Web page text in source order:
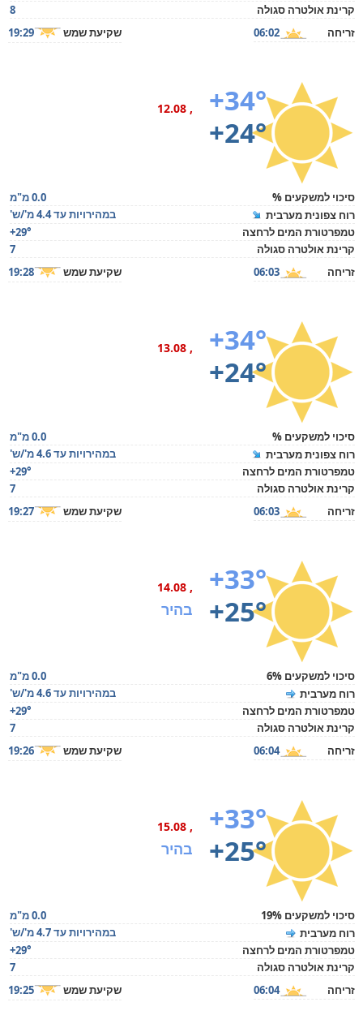
קרינת אולטרה סגולה
8
זריחה
06:02 שקיעת שמש 19:29
+34°
+24°
, 12.08
סיכוי למשקעים %
0.0 מ"מ
רוח צפונית מערבית
במהירויות עד 4.4 מ'/ש'
טמפרטורת המים לרחצה
+29°
קרינת אולטרה סגולה
7
זריחה
06:03 שקיעת שמש 19:28
+34°
+24°
, 13.08
סיכוי למשקעים %
0.0 מ"מ
רוח צפונית מערבית
במהירויות עד 4.6 מ'/ש'
טמפרטורת המים לרחצה
+29°
קרינת אולטרה סגולה
7
זריחה
06:03 שקיעת שמש 19:27
+33°
+25°
, 14.08
בהיר
סיכוי למשקעים 6%
0.0 מ"מ
רוח מערבית
במהירויות עד 4.6 מ'/ש'
טמפרטורת המים לרחצה
+29°
קרינת אולטרה סגולה
7
זריחה
06:04 שקיעת שמש 19:26
+33°
+25°
, 15.08
בהיר
סיכוי למשקעים 19%
0.0 מ"מ
רוח מערבית
במהירויות עד 4.7 מ'/ש'
טמפרטורת המים לרחצה
+29°
קרינת אולטרה סגולה
7
זריחה
06:04 שקיעת שמש 19:25